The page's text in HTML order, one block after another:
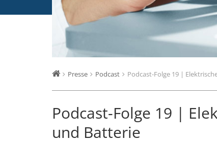
Presse Podcast Podcast-Folge 19 |
Podcast-Folge 19 |
und Batterie